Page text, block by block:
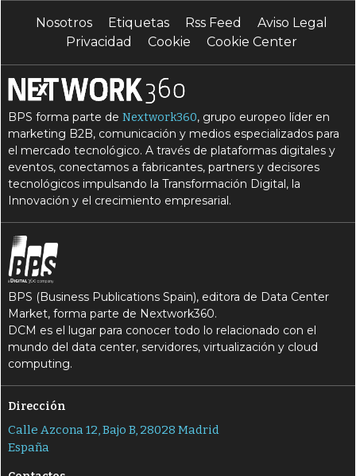
Nosotros Etiquetas Rss Feed
Aviso Legal
Privacidad
Cookie Cookie Center
BPS forma parte deNextwork360, grupo europeo líder en
marketing B2B, comunicación y medios especializados para
el mercado tecnológico. A través de plataformas digitales y
eventos, conectamos a fabricantes, partners y decisores
tecnológicos impulsando la Transformación Digital, la
Innovación y el crecimiento empresarial.
BPS (Business Publications Spain), editora de Data Center
Market, forma parte de Nextwork360.
DCM es el lugar para conocer todo lo relacionado con el
mundo del data center, servidores, virtualización y cloud
computing.
Dirección
Calle Azcona 12, Bajo B, 28028 Madrid
España